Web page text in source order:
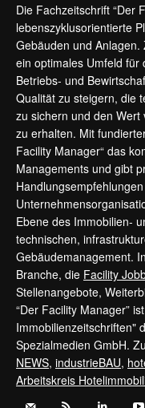
Die Fachzeitschrift “Der
lebenszyklusorientierte
Gebäuden und
ein optimales Umfeld für
Betriebs- und
Qualität zu steigern, die
zu sichern und den
zu erhalten. Mit
Facility Manager“ das
Managements und gibt
Ebene des Immobilien-
technischen,
Gebäudemanagement.
Branche, die Facility
Stellenangebote,
“Der Facility Manager”
Immobilienzeitschriften"
Spezialmedien GmbH.
NEWS, industrieBAU,
Arbeitskreis